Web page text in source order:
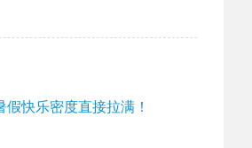
快乐密度直接拉满！